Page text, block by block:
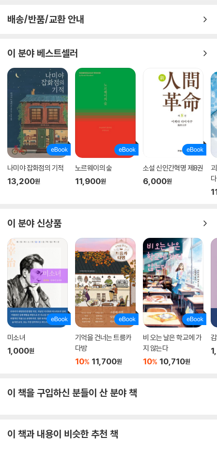
배송/반품/교환 안내
이 분야 베스트셀러
나미야 잡화점의 기적
13,200원
노르웨이의 숲
11,900원
소설 신인간혁명 제8권
6,000원
다
이 분야 신상품
미소녀
1,000원
기억을 건너는 트릉카
다방
10% 11,700원
비 오는 날은 학교에 가
지 않는다
10% 10,710원
이 책을 구입하신 분들이 산 분야 책
이 책과 내용이 비슷한 추천 책